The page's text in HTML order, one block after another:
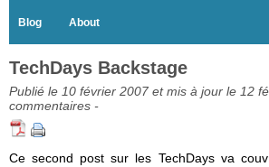
Blog About
TechDays Backstage
Publié le 10 février 2007 et mis à jour le 12
commentaires -
Ce second post sur les TechDays va